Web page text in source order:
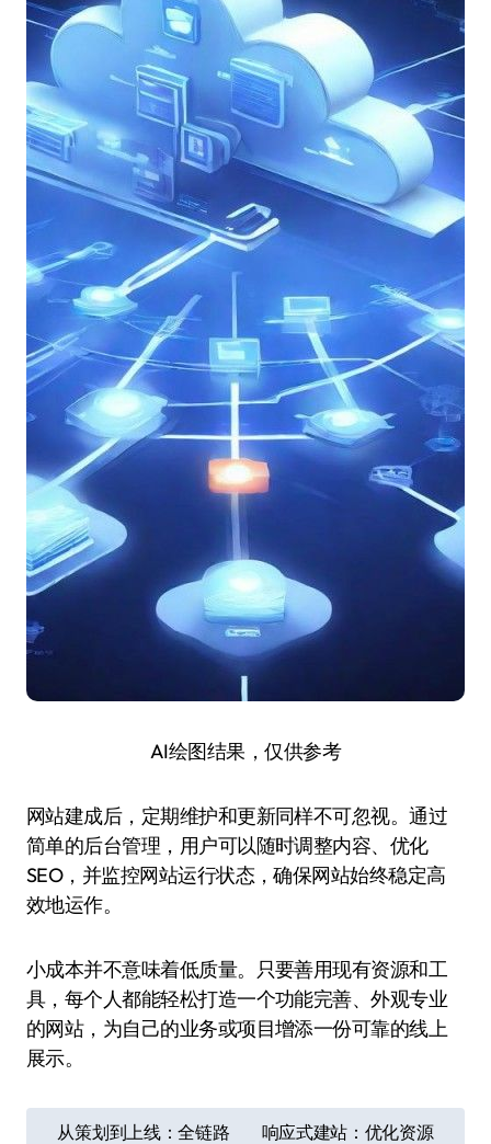
AI绘图结果，仅供参考
网站建成后，定期维护和更新同样不可忽视。通过
简单的后台管理，用户可以随时调整内容、优化
SEO，并监控网站运行状态，确保网站始终稳定高
效地运作。
小成本并不意味着低质量。只要善用现有资源和工
具，每个人都能轻松打造一个功能完善、外观专业
的网站，为自己的业务或项目增添一份可靠的线上
展示。
从策划到上线：全链路
响应式建站：优化资源